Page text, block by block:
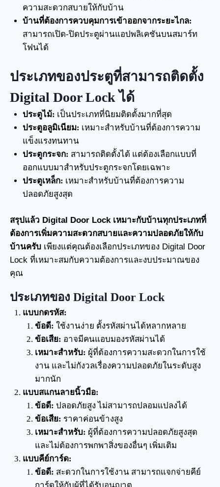
ความสะดวกสบายให้กับบ้าน
บ้านที่ต้องการควบคุมการเข้าออกจากระยะไกล:
สามารถเปิด-ปิดประตูผ่านแอปพลิเคชันบนสมาร์ท
โฟนได้
ประเภทของประตูที่สามารถติดตั้ง
Digital Door Lock ได้
ประตูไม้: เป็นประเภทที่นิยมติดตั้งมากที่สุด
ประตูอลูมิเนียม: เหมาะสำหรับบ้านที่ต้องการความ
แข็งแรงทนทาน
ประตูกระจก: สามารถติดตั้งได้ แต่ต้องเลือกแบบที่
ออกแบบมาสำหรับประตูกระจกโดยเฉพาะ
ประตูเหล็ก: เหมาะสำหรับบ้านที่ต้องการความ
ปลอดภัยสูงสุด
สรุปแล้ว Digital Door Lock เหมาะกับบ้านทุกประเภทที่
ต้องการเพิ่มความสะดวกสบายและความปลอดภัยให้กับ
บ้านครับ เพียงแต่คุณต้องเลือกประเภทของ Digital Door
Lock ที่เหมาะสมกับความต้องการและงบประมาณของ
คุณ
ประเภทของ Digital Door Lock
แบบกดรหัส:
ข้อดี: ใช้งานง่าย ตั้งรหัสผ่านได้หลากหลาย
ข้อเสีย: อาจมีคนแอบมองรหัสผ่านได้
เหมาะสำหรับ: ผู้ที่ต้องการความสะดวกในการใช้
งาน และไม่กังวลเรื่องความปลอดภัยในระดับสูง
มากนัก
แบบสแกนลายนิ้วมือ:
ข้อดี: ปลอดภัยสูง ไม่สามารถปลอมแปลงได้
ข้อเสีย: ราคาค่อนข้างสูง
เหมาะสำหรับ: ผู้ที่ต้องการความปลอดภัยสูงสุด
และไม่ต้องการพกพาสิ่งของอื่นๆ เพิ่มเติม
แบบคีย์การ์ด:
ข้อดี: สะดวกในการใช้งาน สามารถแจกจ่ายคีย์
การ์ดให้กับผู้ที่ได้รับอนุญาต